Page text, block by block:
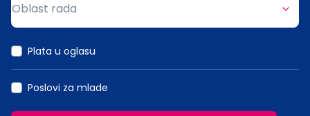
Oblast rada
Plata u oglasu
Poslovi za mlade